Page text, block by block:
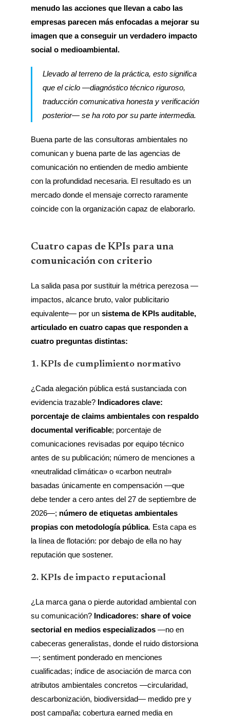
menudo las acciones que llevan a cabo las
empresas parecen más enfocadas a mejorar su
imagen que a conseguir un verdadero impacto
social o medioambiental.
Llevado al terreno de la práctica, esto significa
que el ciclo —diagnóstico técnico riguroso,
traducción comunicativa honesta y verificación
posterior— se ha roto por su parte intermedia.
Buena parte de las consultoras ambientales no
comunican y buena parte de las agencias de
comunicación no entienden de medio ambiente
con la profundidad necesaria. El resultado es un
mercado donde el mensaje correcto raramente
coincide con la organización capaz de elaborarlo.
Cuatro capas de KPIs para una
comunicación con criterio
La salida pasa por sustituir la métrica perezosa —
impactos, alcance bruto, valor publicitario
equivalente— por un sistema de KPIs auditable,
articulado en cuatro capas que responden a
cuatro preguntas distintas:
1. KPIs de cumplimiento normativo
¿Cada alegación pública está sustanciada con
evidencia trazable? Indicadores clave:
porcentaje de claims ambientales con respaldo
documental verificable; porcentaje de
comunicaciones revisadas por equipo técnico
antes de su publicación; número de menciones a
«neutralidad climática» o «carbon neutral»
basadas únicamente en compensación —que
debe tender a cero antes del 27 de septiembre de
2026—; número de etiquetas ambientales
propias con metodología pública. Esta capa es
la línea de flotación: por debajo de ella no hay
reputación que sostener.
2. KPIs de impacto reputacional
¿La marca gana o pierde autoridad ambiental con
su comunicación? Indicadores: share of voice
sectorial en medios especializados—no en
cabeceras generalistas, donde el ruido distorsiona
—; sentiment ponderado en menciones
cualificadas; índice de asociación de marca con
atributos ambientales concretos —circularidad,
descarbonización, biodiversidad— medido pre y
post campaña; cobertura earned media en